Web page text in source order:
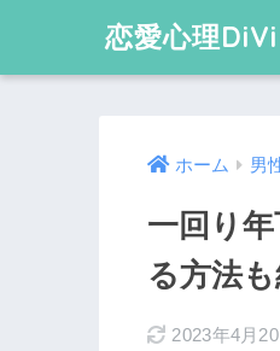
恋愛心理DiVi
ホーム 男
一回り
る方法も
2023年4月20